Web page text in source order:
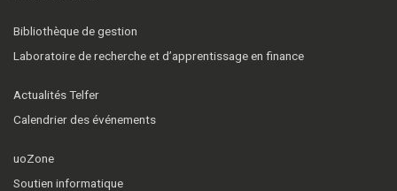
Bibliothèque de gestion
Laboratoire de recherche et d’apprentissage en finance
Actualités Telfer
Calendrier des événements
uoZone
Soutien informatique